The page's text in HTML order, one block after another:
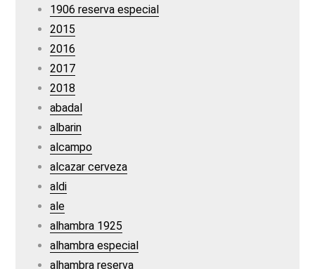
1906 reserva especial
2015
2016
2017
2018
abadal
albarin
alcampo
alcazar cerveza
aldi
ale
alhambra 1925
alhambra especial
alhambra reserva